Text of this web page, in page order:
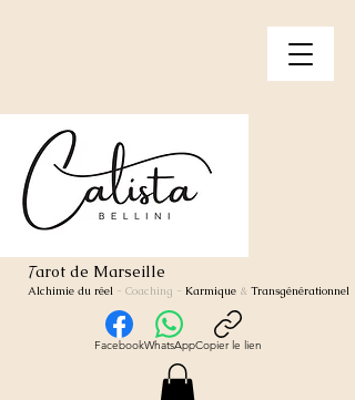
Tarot de Marseille
Alchimie du réel - Coaching - Karmique & Transgénérationnel
FacebookWhatsAppCopier le lien